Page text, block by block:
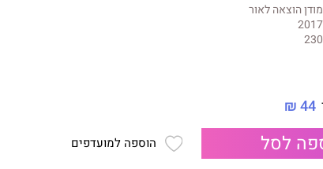
מודן הוצאה לאור
2017
230
44 ₪
לסל הוספה למועדפים